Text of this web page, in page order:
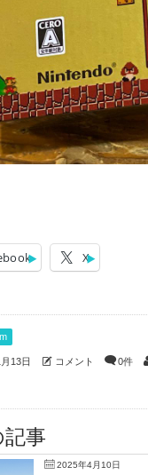
X
13日 コメント 0件
事
2025年4月10日